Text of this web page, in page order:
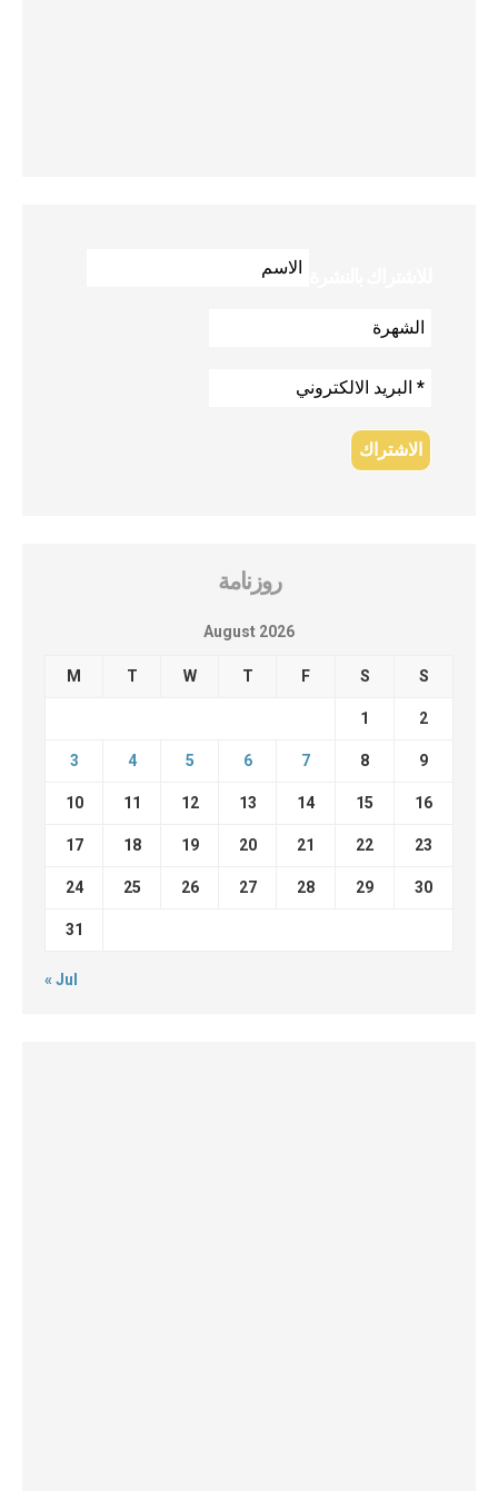
روزنامة
August 2026
M T W T F S S
1 2
3 4 5 6 7 8 9
10 11 12 13 14 15 16
17 18 19 20 21 22 23
24 25 26 27 28 29 30
31
« Jul